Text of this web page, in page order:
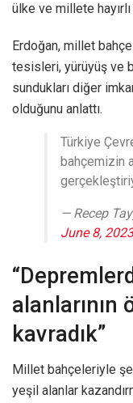
ülke ve millete
Erdoğan, millet
tesisleri, yürüyüş ve
sundukları diğer
olduğunu anlattı.
Türkiye
bahçemizin
— Recep
June 8, 2023
alanlarının
kavradık”
Millet bahçeleriyle
yeşil alanlar